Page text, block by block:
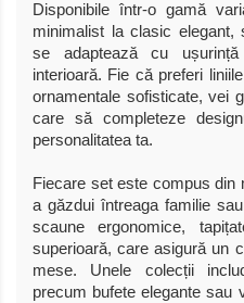
Disponibile într-o gamă
minimalist la clasic elegant,
se adaptează cu
interioară. Fie că preferi
ornamentale sofisticate, vei
care să completeze
personalitatea ta.
Fiecare set este compus din
a găzdui întreaga familie
scaune ergonomice,
superioară, care asigură un
mese. Unele colecții
precum bufete elegante sau